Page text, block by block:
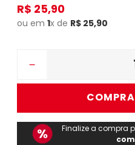
R$ 25,90
ou em 1x de R$ 25,90
－
Finalize a compra